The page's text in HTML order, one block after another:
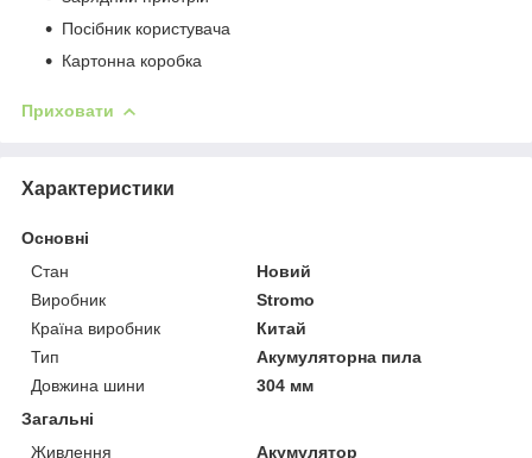
Посібник користувача
Картонна коробка
Приховати
Характеристики
Основні
Стан
Новий
Виробник
Stromo
Країна виробник
Китай
Тип
Акумуляторна пила
Довжина шини
304 мм
Загальні
Живлення
Акумулятор